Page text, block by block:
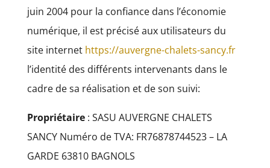
juin 2004 pour la confiance dans l’économie
numérique, il est précisé aux utilisateurs du
site internet https://auvergne-chalets-sancy.fr
l’identité des différents intervenants dans le
cadre de sa réalisation et de son suivi:
Propriétaire: SASU AUVERGNE CHALETS
SANCY Numéro de TVA: FR76878744523 – LA
GARDE 63810 BAGNOLS